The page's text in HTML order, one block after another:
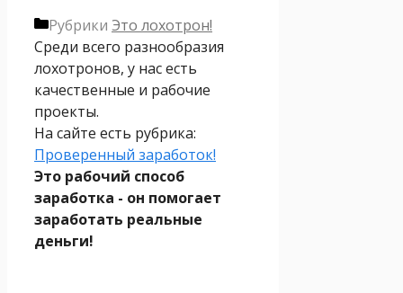
Рубрики Это лохотрон!
Среди всего разнообразия
лохотронов, у нас есть
качественные и рабочие
проекты.
На сайте есть рубрика:
Проверенный заработок!
Это рабочий способ
заработка - он помогает
заработать реальные
деньги!